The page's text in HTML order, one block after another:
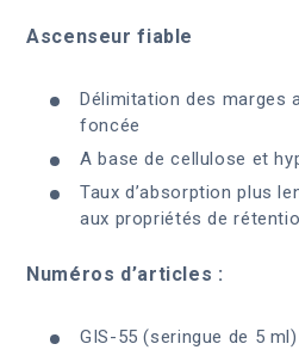
Ascenseur fiable
Délimitation des marges
foncée
A base de cellulose et
Taux d’absorption plus
aux propriétés de
Numéros d’articles :
GIS-55 (seringue de 5 ml)